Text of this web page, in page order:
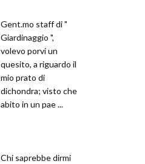
Gent.mo staff di "
Giardinaggio ",
volevo porvi un
quesito, a riguardo il
mio prato di
dichondra; visto che
abito in un pae ...
Chi saprebbe dirmi